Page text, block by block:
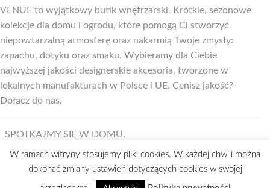
VENUE to wyjątkowy butik wnętrzarski. Krótkie, sezonowe
kolekcje dla domu i ogrodu, które pomogą Ci stworzyć
niepowtarzalną atmosferę oraz nakarmią Twoje zmysły:
zapachu, dotyku oraz smaku. Wybieramy dla Ciebie
najwyższej jakości designerskie akcesoria, tworzone w
lokalnych manufakturach w Polsce i UE. Cenisz jakość?
Dołącz do nas.
SPOTKAJMY SIĘ W DOMU.
W ramach witryny stosujemy pliki cookies. W każdej chwili można
dokonać zmiany ustawień dotyczących cookies w swojej